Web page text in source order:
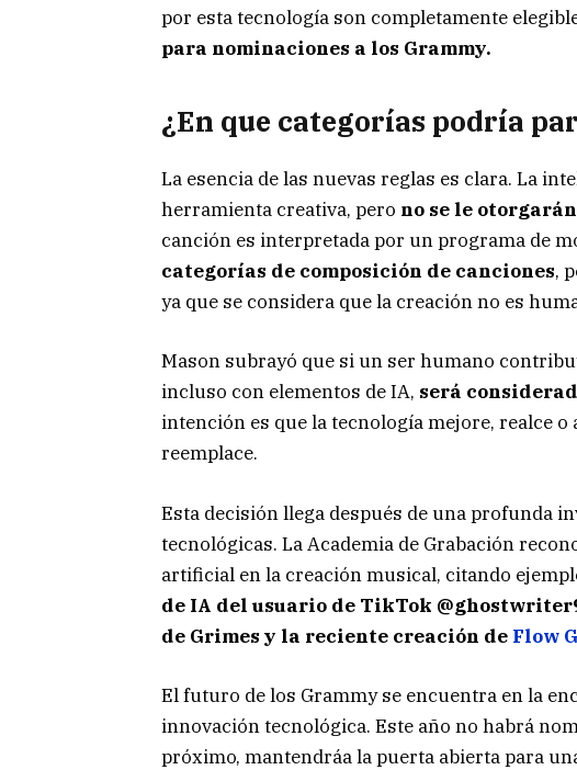
por esta tecnología son completamente
para nominaciones a los Grammy.
¿En que categorías podría
La esencia de las nuevas reglas es clara. La
herramienta creativa, pero no se le
canción es interpretada por un programa de
categorías de composición de canciones,
ya que se considera que la creación no es
Mason subrayó que si un ser humano
incluso con elementos de IA, será
intención es que la tecnología mejore, realce
reemplace.
Esta decisión llega después de una profunda
tecnológicas. La Academia de Grabación
artificial en la creación musical, citando
de IA del usuario de TikTok
de Grimes y la reciente creación de Flow
El futuro de los Grammy se encuentra en la
innovación tecnológica. Este año no habrá
próximo, mantendráa la puerta abierta para